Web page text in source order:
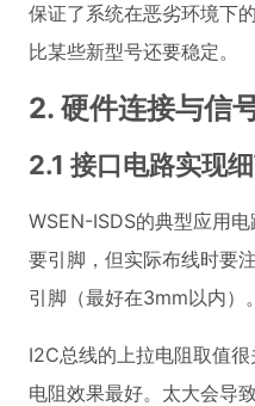
保证了系统在恶劣环境下
比某些新型号还要稳定。
2. 硬件连接与信
2.1 接口电路实现
WSEN-ISDS的典型应用
要引脚，但实际布线时要
引脚（最好在3mm以内）
I2C总线的上拉电阻取值
电阻效果最好。太大会导